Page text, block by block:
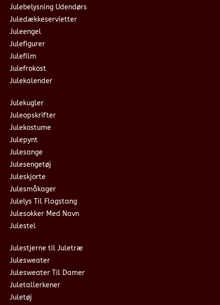
Julebelysning Udendørs
Juledækkeservietter
Juleengel
Julefigurer
Julefilm
Julefrokost
Julekalender
Julekugler
Juleopskrifter
Julekostume
Julepynt
Julesange
Julesengetøj
Juleskjorte
Julesmåkager
Julelys Til Flagstang
Julesokker Med Navn
Julestel
Julestjerne til Juletræ
Julesweater
Julesweater Til Damer
Juletallerkener
Juletøj